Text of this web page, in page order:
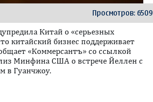
Просмотров: 6509
Китай о «серьезных
китайский бизнес поддерживает
«Коммерсантъ» со ссылкой
Минфина США о встрече Йеллен с
в Гуанчжоу.